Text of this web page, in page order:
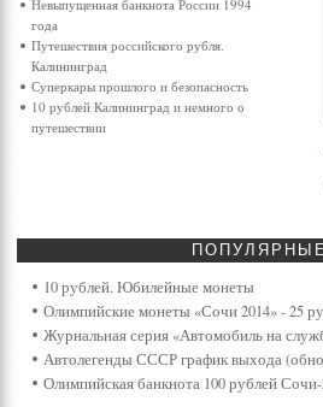
Невыпущенная банкнота России 1994
года
Путешествия российского рубля.
Калининград
Суперкары прошлого и безопасность
10 рублей Калининград и немного о
путешествии
ПОПУЛЯРНЫЕ
10 рублей. Юбилейные монеты
Олимпийские монеты «Сочи 2014» - 25
Журнальная серия «Автомобиль на
Автолегенды СССР график выхода
Олимпийская банкнота 100 рублей Сочи-